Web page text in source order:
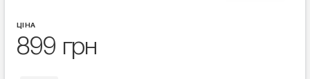
ЦІНА
899 грн